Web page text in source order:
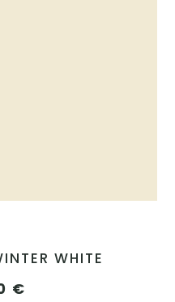
WHITE
€